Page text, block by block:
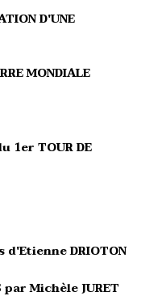
D'UNE
MONDIALE
1er TOUR DE
d'Etienne DRIOTON
par Michèle JURET